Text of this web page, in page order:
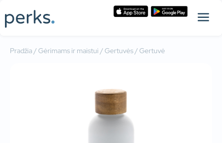
Pradžia/Gėrimams ir maistui /Gertuvės/ Gertuvė